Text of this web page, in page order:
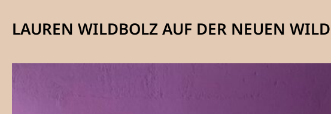
LAUREN WILDBOLZ AUF DER NEUEN